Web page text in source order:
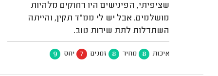
שציפיתי, הפינישים היו רחוקים מלהיות
מושלמים. אבל יש לי ממ"ד תקין, והייתה
השתדלות לתת שירות טוב.
איכות 8 מחיר 8 זמנים 7 יחס 9